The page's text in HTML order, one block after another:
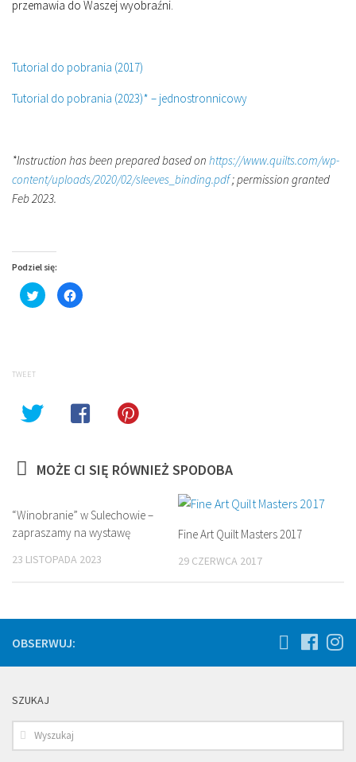
przemawia do Waszej wyobraźni.
Tutorial do pobrania (2017)
Tutorial do pobrania (2023)* – jednostronnicowy
*Instruction has been prepared based on https://www.quilts.com/wp-
content/uploads/2020/02/sleeves_binding.pdf; permission granted
Feb 2023.
Podziel się:
Click
to
share
Click
to
TWEET
MOŻE CI SIĘ RÓWNIEŻ SPODOBA
“Winobranie” w Sulechowie –
zapraszamy na wystawę
23 LISTOPADA 2023
Fine Art Quilt Masters 2017
29 CZERWCA 2017
OBSERWUJ:
SZUKAJ